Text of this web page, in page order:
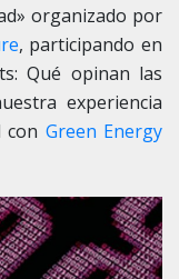
organizado por
, participando en
Qué opinan las
experiencia
con Green Energy